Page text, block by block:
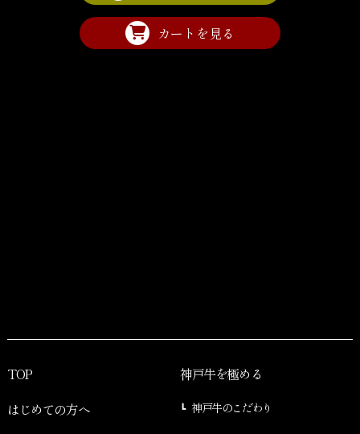
カートを見る
TOP
はじめての方へ
神戸牛を極める
神戸牛のこだわり